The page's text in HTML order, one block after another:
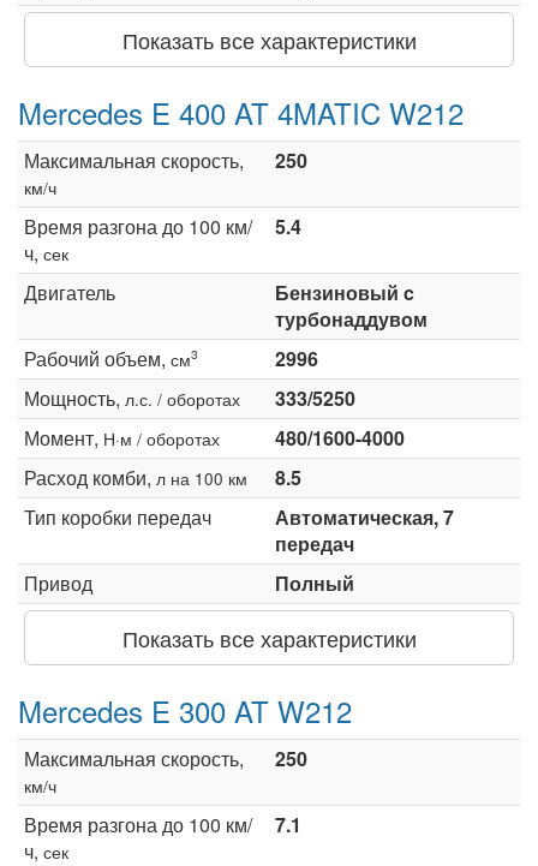
Показать все характеристики
Mercedes E 400 AT 4MATIC W212
Максимальная скорость,
км/ч
250
Время разгона до 100 км/
ч, сек
5.4
Двигатель
Бензиновый c
турбонаддувом
Рабочий объем, см3
2996
Мощность, л.с. / оборотах
333/5250
Момент, Н·м / оборотах
480/1600-4000
Расход комби, л на 100 км
8.5
Тип коробки передач
Автоматическая, 7
передач
Привод
Полный
Показать все характеристики
Mercedes E 300 AT W212
Максимальная скорость,
км/ч
250
Время разгона до 100 км/
ч, сек
7.1